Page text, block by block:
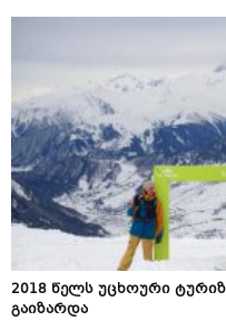
2018 წელს უცხოური
გაიზარდა